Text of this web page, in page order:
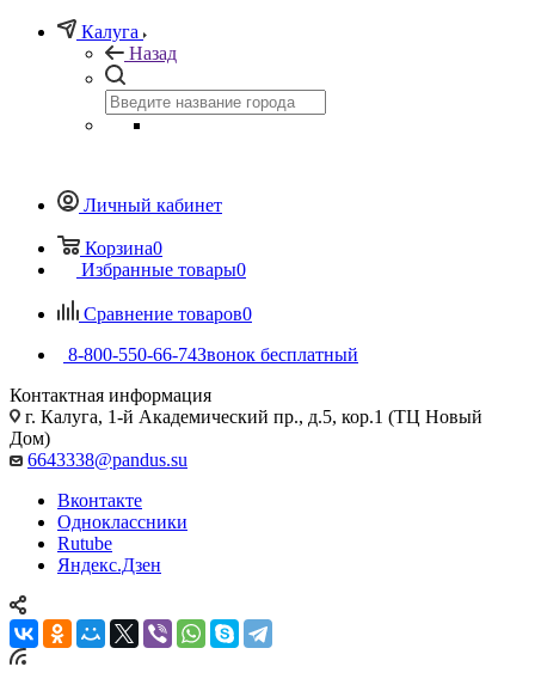
Калуга
Назад
Личный кабинет
Корзина0
Избранные товары0
Сравнение товаров0
8-800-550-66-74Звонок бесплатный
Контактная информация
г. Калуга, 1-й Академический пр., д.5, кор.1 (ТЦ Новый
Дом)
6643338@pandus.su
Вконтакте
Одноклассники
Rutube
Яндекс.Дзен